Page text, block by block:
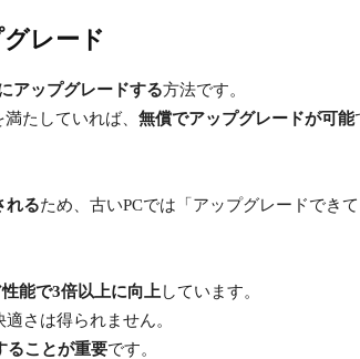
レード
アップグレードする方法です。
たしていれば、 無償でアップグレードが可能
れるため、古いPCでは「アップグレードでき
能で3倍以上に向上 しています。
さは得られません。
ることが重要です。